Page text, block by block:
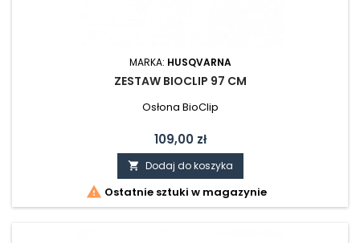
MARKA: HUSQVARNA
ZESTAW BIOCLIP 97 CM
Osłona BioClip
Cena
109,00 zł
 Dodaj do koszyka
 Ostatnie sztuki w magazynie